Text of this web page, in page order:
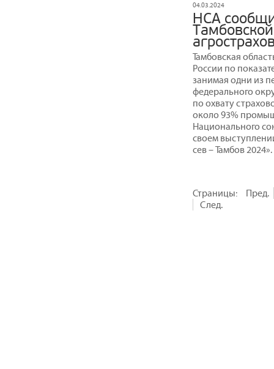
04.03.2024
НСА
Тамбовская
России по
занимая одни из
федерального
по охвату
около 93%
Национального
своем
сев – Тамбов 2024».
Страницы:
Пред.
След.